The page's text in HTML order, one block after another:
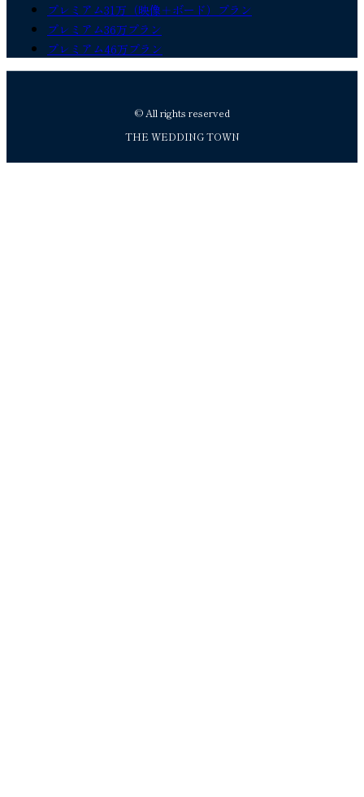
プレミアム31万（映像＋ボード）プラン
プレミアム36万プラン
プレミアム46万プラン
© All rights reserved
THE WEDDING TOWN